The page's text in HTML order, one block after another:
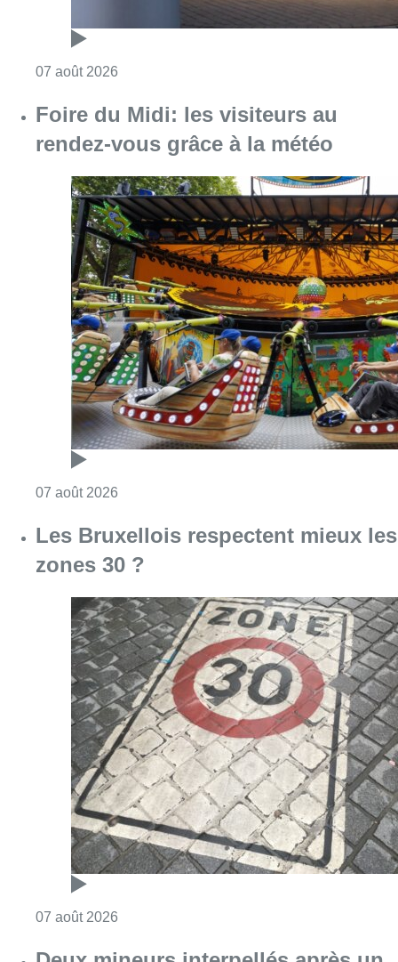
07 août 2026
Foire du Midi: les visiteurs au
rendez-vous grâce à la météo
07 août 2026
Les Bruxellois respectent mieux les
zones 30 ?
07 août 2026